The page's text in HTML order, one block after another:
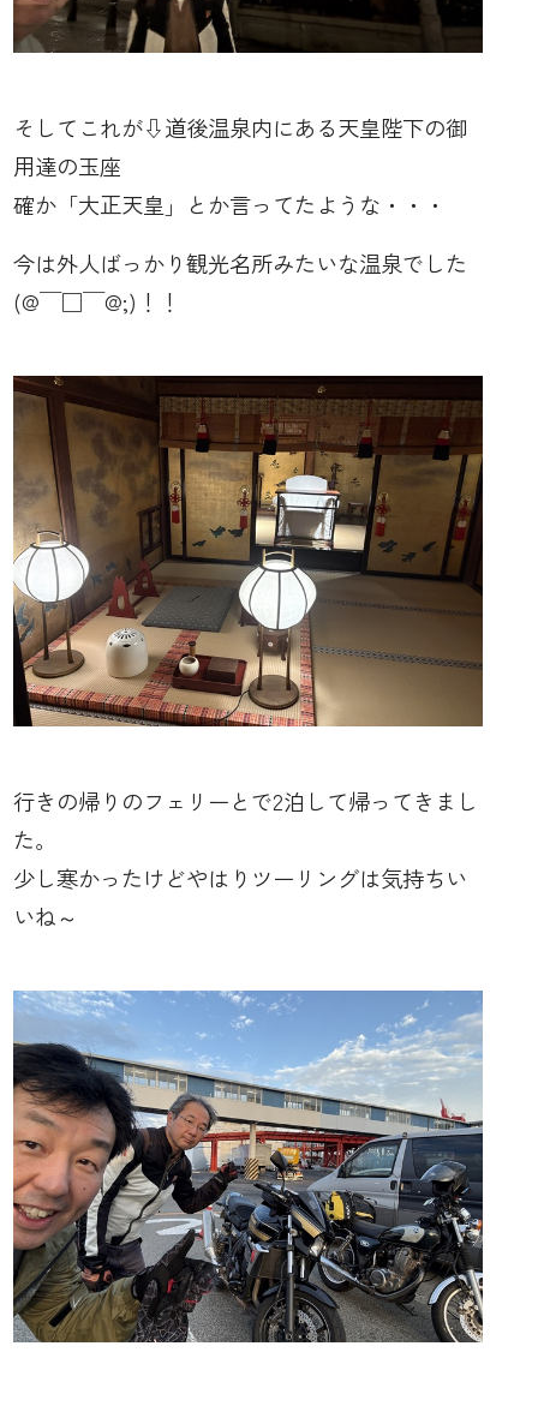
そしてこれが⇩道後温泉内にある天皇陛下の御
用達の玉座
確か「大正天皇」とか言ってたような・・・
今は外人ばっかり観光名所みたいな温泉でした
(@￣□￣@;)！！
行きの帰りのフェリーとで2泊して帰ってきまし
た。
少し寒かったけどやはりツーリングは気持ちい
いね～